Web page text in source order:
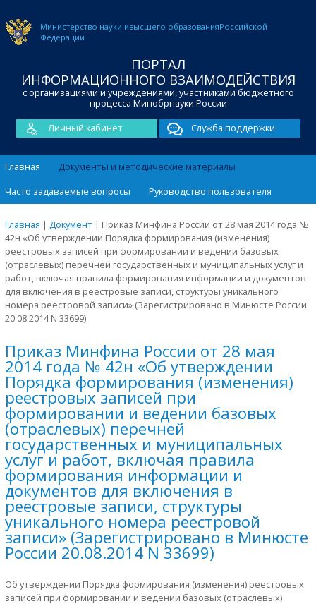
Министерство науки ивысшего образованияРоссийской
Федерации
ПОРТАЛ
ИНФОРМАЦИОННОГО ВЗАИМОДЕЙСТВИЯ
с организациями и учреждениями, участниками бюджетного
процесса Минобрнауки России
Личный кабинет
Служба поддержки
Главная
Документы и методические материалы
Часто задаваемые вопросы
Руководство пользователя
Главная | Документ | Приказ Минфина России от 28 мая 2014 года №
42н «Об утверждении Порядка формирования (изменения)
реестровых записей при формировании и ведении базовых
(отраслевых) перечней государственных и муниципальных услуг и
работ, включая правила формирования информации и документов
для включения в реестровые записи, структуры уникального
номера реестровой записи» (Зарегистрировано в Минюсте России
20.08.2014 N 33699)
Приказ Минфина России от 28 мая
2014 года № 42н «Об утверждении
Порядка формирования (изменения)
реестровых записей при
формировании и ведении базовых
(отраслевых) перечней
государственных и муниципальных
услуг и работ, включая правила
формирования информации и
документов для включения в
реестровые записи, структуры
уникального номера реестровой
записи» (Зарегистрировано в Минюсте
России 20.08.2014 N 33699)
Об утверждении Порядка формирования (изменения) реестровых
записей при формировании и ведении базовых (отраслевых)